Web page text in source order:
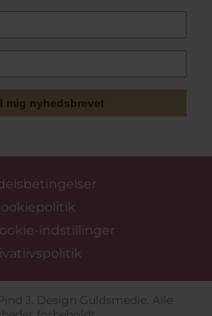
mig nyhedsbrevet
indstillinger
J. Design Guldsmedie. Alle